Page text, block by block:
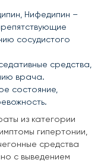
Нифедипин –
сосудистого
средства,
врача.
состояние,
из категории
гипертонии,
средства
с выведением